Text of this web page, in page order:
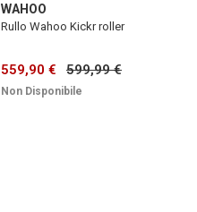
WAHOO
Rullo Wahoo Kickr roller
559,90 € 599,99 €
Non Disponibile